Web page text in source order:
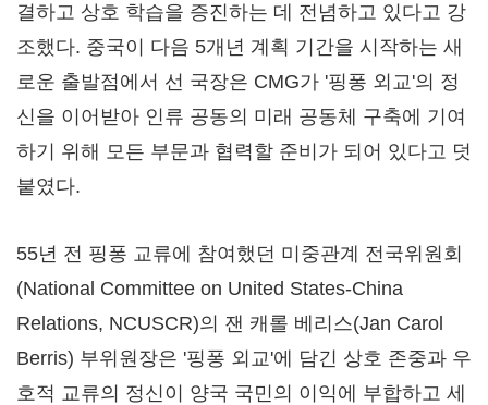
결하고 상호 학습을 증진하는 데 전념하고 있다고 강
조했다. 중국이 다음 5개년 계획 기간을 시작하는 새
로운 출발점에서 선 국장은 CMG가 '핑퐁 외교'의 정
신을 이어받아 인류 공동의 미래 공동체 구축에 기여
하기 위해 모든 부문과 협력할 준비가 되어 있다고 덧
붙였다.
55년 전 핑퐁 교류에 참여했던 미중관계 전국위원회
(National Committee on United States-China
Relations, NCUSCR)의 잰 캐롤 베리스(Jan Carol
Berris) 부위원장은 '핑퐁 외교'에 담긴 상호 존중과 우
호적 교류의 정신이 양국 국민의 이익에 부합하고 세